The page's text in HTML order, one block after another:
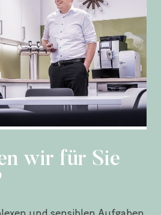
wir für Sie